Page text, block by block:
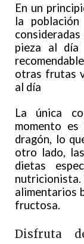
En un
la
pieza al
otras frutas
al día
La única
momento
dragón, lo
otro lado,
dietas
nutricionista.
alimentarios
fructosa.
Disfruta